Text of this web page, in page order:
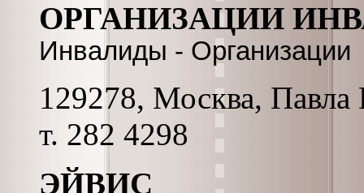
ОРГАНИЗАЦИИ
Инвалиды - Организации
129278, Москва, Павла
т. 282 4298
ЭЙВИС